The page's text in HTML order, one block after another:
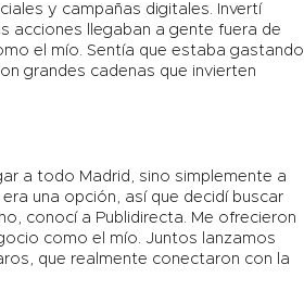
y campañas digitales. Invertí
acciones llegaban a gente fuera de
el mío. Sentía que estaba gastando
grandes cadenas que invierten
a todo Madrid, sino simplemente a
una opción, así que decidí buscar
conocí a Publidirecta. Me ofrecieron
como el mío. Juntos lanzamos
que realmente conectaron con la